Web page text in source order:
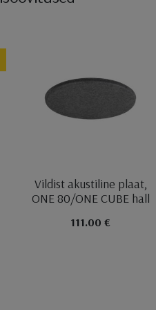
Vildist akustiline plaat,
ONE 80/ONE CUBE hall
111.00 €